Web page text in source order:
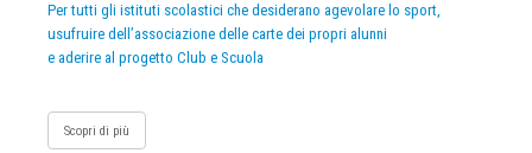
Per tutti gli istituti scolastici che desiderano agevolare lo sport,
usufruire dell’associazione delle carte dei propri alunni
e aderire al progetto Club e Scuola
Scopri di più